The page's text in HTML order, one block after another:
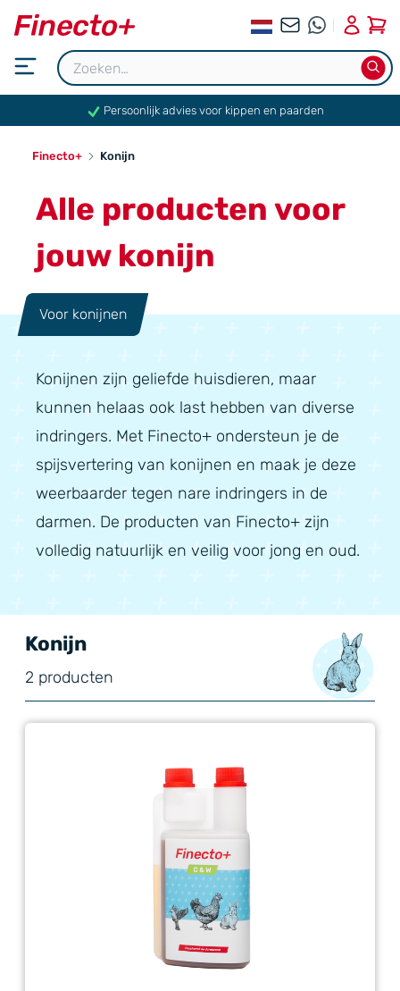
Persoonlijk advies voor kippen en paarden
Finecto+ Konijn
Alle producten voor
jouw konijn
Voor konijnen
Konijnen zijn geliefde huisdieren, maar
kunnen helaas ook last hebben van diverse
indringers. Met Finecto+ ondersteun je de
spijsvertering van konijnen en maak je deze
weerbaarder tegen nare indringers in de
darmen. De producten van Finecto+ zijn
volledig natuurlijk en veilig voor jong en oud.
Konijn
2 producten